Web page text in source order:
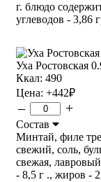
г. блюдо
углеводов - 3,86
Уха Ростовская
Ккал: 490
Цена: +442₽
– +
Состав
Минтай, филе
свежий, соль,
свежая,
- 8,5 г ., жиров -